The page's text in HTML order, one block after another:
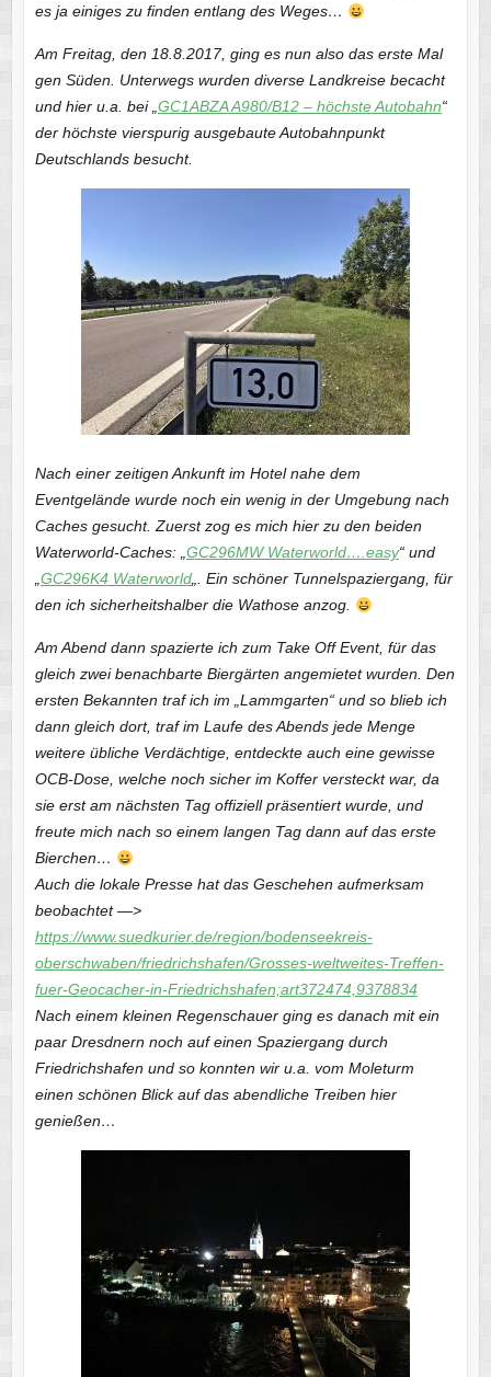
es ja einiges zu finden entlang des Weges…
Am Freitag, den 18.8.2017, ging es nun also das erste Mal
gen Süden. Unterwegs wurden diverse Landkreise becacht
und hier u.a. bei „GC1ABZA A980/B12 – höchste Autobahn“
der höchste vierspurig ausgebaute Autobahnpunkt
Deutschlands besucht.
Nach einer zeitigen Ankunft im Hotel nahe dem
Eventgelände wurde noch ein wenig in der Umgebung nach
Caches gesucht. Zuerst zog es mich hier zu den beiden
Waterworld-Caches: „ GC296MW Waterworld….easy“ und
GC296K4 Waterworld„. Ein schöner Tunnelspaziergang, für
den ich sicherheitshalber die Wathose anzog.
Am Abend dann spazierte ich zum Take Off Event, für das
gleich zwei benachbarte Biergärten angemietet wurden. Den
ersten Bekannten traf ich im „Lammgarten“ und so blieb ich
dann gleich dort, traf im Laufe des Abends jede Menge
weitere übliche Verdächtige, entdeckte auch eine gewisse
OCB-Dose, welche noch sicher im Koffer versteckt war, da
sie erst am nächsten Tag offiziell präsentiert wurde, und
freute mich nach so einem langen Tag dann auf das erste
Bierchen…
Auch die lokale Presse hat das Geschehen aufmerksam
beobachtet —>
https://www.suedkurier.de/region/bodenseekreis-
oberschwaben/friedrichshafen/Grosses-weltweites-Treffen-
fuer-Geocacher-in-Friedrichshafen;art372474,9378834
Nach einem kleinen Regenschauer ging es danach mit ein
paar Dresdnern noch auf einen Spaziergang durch
Friedrichshafen und so konnten wir u.a. vom Moleturm
einen schönen Blick auf das abendliche Treiben hier
genießen…